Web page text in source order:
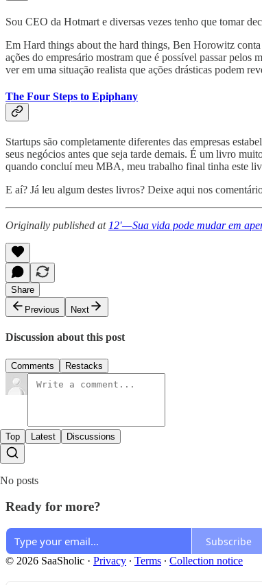
Sou CEO da Hotmart e diversas vezes tenho que tomar
Em Hard things about the hard things, Ben Horowitz
ações do empresário mostram que é possível passar
ver em uma situação realista que ações drásticas podem
The Four Steps to Epiphany
Startups são completamente diferentes das empresas
seus negócios antes que seja tarde demais. É um livro
quando concluí meu MBA, meu trabalho final tinha este
E aí? Já leu algum destes livros? Deixe aqui nos
Originally published at 12' — Sua vida pode mudar em
Share
Previous
Next
Discussion about this post
Comments Restacks
Top Latest Discussions
No posts
Ready for more?
Subscribe
© 2026 SaaSholic · Privacy ∙ Terms ∙ Collection notice